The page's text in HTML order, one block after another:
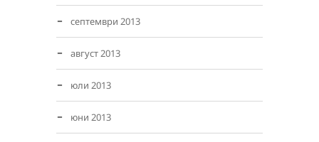
септември 2013
август 2013
юли 2013
юни 2013